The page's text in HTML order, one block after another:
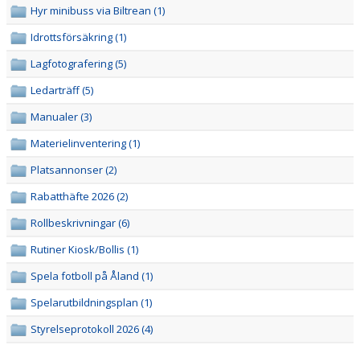
Hyr minibuss via Biltrean (1)
Idrottsförsäkring (1)
Lagfotografering (5)
Ledarträff (5)
Manualer (3)
Materielinventering (1)
Platsannonser (2)
Rabatthäfte 2026 (2)
Rollbeskrivningar (6)
Rutiner Kiosk/Bollis (1)
Spela fotboll på Åland (1)
Spelarutbildningsplan (1)
Styrelseprotokoll 2026 (4)